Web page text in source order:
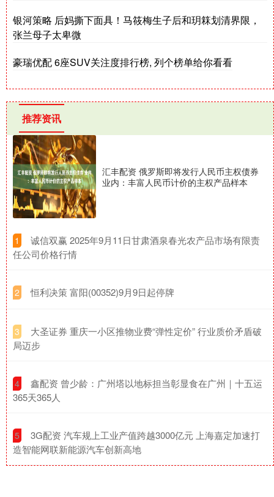
银河策略 后妈撕下面具！马筱梅生子后和玥箖划清界限，
张兰母子太卑微
豪瑞优配 6座SUV关注度排行榜, 列个榜单给你看看
推荐资讯
汇丰配资 俄罗斯即将发行人民币主权债券
业内：丰富人民币计价的主权产品样本
1
​诚信双赢 2025年9月11日甘肃酒泉春光农产品市场有限责
任公司价格行情
2 ​恒利决策 富阳(00352)9月9日起停牌
3
​大圣证券 重庆一小区推物业费“弹性定价” 行业质价矛盾破
局迈步
4
​鑫配资 曾少龄：广州塔以地标担当彰显食在广州｜十五运
365天365人
5
​3G配资 汽车规上工业产值跨越3000亿元 上海嘉定加速打
造智能网联新能源汽车创新高地